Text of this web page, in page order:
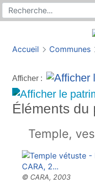
Recherche sur le
Rechercher
Accueil Communes
Afficher :
Éléments du
Temple,